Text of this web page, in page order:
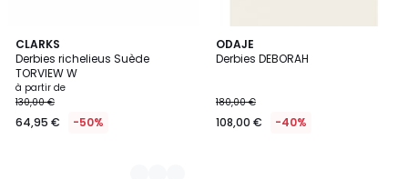
CLARKS
Derbies richelieus Suède
TORVIEW W
à partir de
130,00 €
64,95 € -50%
4
Couleurs
ODAJE
Derbies DEBORAH
180,00 €
108,00 € -40%